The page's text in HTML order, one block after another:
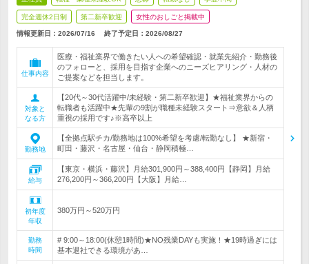
完全週休2日制 第二新卒歓迎 女性のおしごと掲載中
情報更新日：2026/07/16 終了予定日： 2026/08/27
仕事内容
医療・福祉業界で働きたい人への希望確認・就業先紹介・勤務後
のフォローと、採用を目指す企業へのニーズヒアリング・人材の
ご提案などを担当します。
対象と
なる方
【20代～30代活躍中/未経験・第二新卒歓迎】★福祉業界からの
転職者も活躍中★先輩の9割が職種未経験スタート⇒意欲＆人柄
重視の採用です♪※高卒以上
勤務地
【全拠点駅チカ/勤務地は100%希望を考慮/転勤なし】 ★新宿・
町田・藤沢・名古屋・仙台・静岡積極…
給与
【東京・横浜・藤沢】月給301,900円～388,400円【静岡】月給
276,200円～366,200円【大阪】月給…
初年度
年収
380万円～520万円
勤務
時間
# 9:00～18:00(休憩1時間)★NO残業DAYも実施！★19時過ぎには
基本退社できる環境があ…